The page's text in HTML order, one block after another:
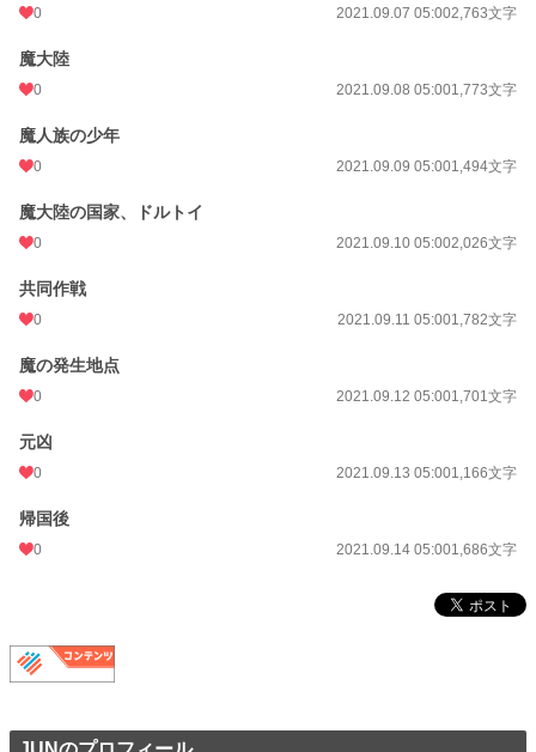
0 2021.09.07 05:002,763文字
魔大陸
0 2021.09.08 05:001,773文字
魔人族の少年
0 2021.09.09 05:001,494文字
魔大陸の国家、ドルトイ
0 2021.09.10 05:002,026文字
共同作戦
0 2021.09.11 05:001,782文字
魔の発生地点
0 2021.09.12 05:001,701文字
元凶
0 2021.09.13 05:001,166文字
帰国後
0 2021.09.14 05:001,686文字